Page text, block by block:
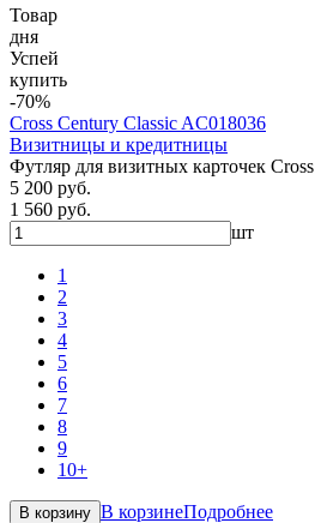
Товар
дня
Успей
купить
-70%
Cross Century Classic AC018036
Визитницы и кредитницы
Футляр для визитных карточек Cross
5 200 руб.
1 560 руб.
шт
1
2
3
4
5
6
7
8
9
10+
В корзину В корзинеПодробнее